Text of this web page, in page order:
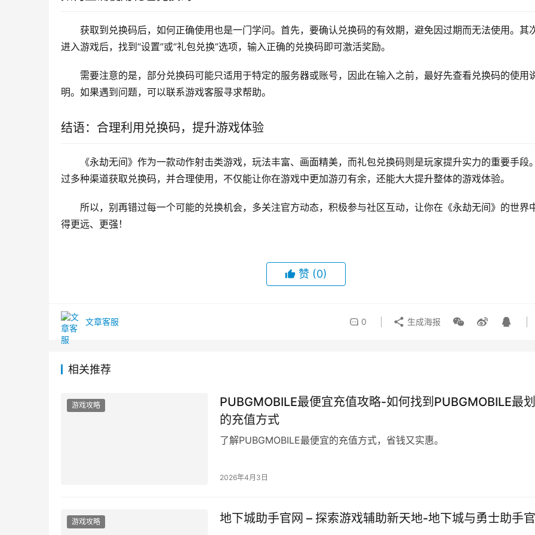
获取到兑换码后，如何正确使用也是一门学问。首先，要确认兑换码的有效期，避免因过期而无法使用。其次
进入游戏后，找到“设置”或“礼包兑换”选项，输入正确的兑换码即可激活奖励。
需要注意的是，部分兑换码可能只适用于特定的服务器或账号，因此在输入之前，最好先查看兑换码的使用
明。如果遇到问题，可以联系游戏客服寻求帮助。
结语：合理利用兑换码，提升游戏体验
《永劫无间》作为一款动作射击类游戏，玩法丰富、画面精美，而礼包兑换码则是玩家提升实力的重要手段
过多种渠道获取兑换码，并合理使用，不仅能让你在游戏中更加游刃有余，还能大大提升整体的游戏体验。
所以，别再错过每一个可能的兑换机会，多关注官方动态，积极参与社区互动，让你在《永劫无间》的世界
得更远、更强！
赞 (0)
文章客服 0 生成海报
相关推荐
游戏攻略
PUBGMOBILE最便宜充值攻略-如何找到PUBGMOBILE最
的充值方式
了解PUBGMOBILE最便宜的充值方式，省钱又实惠。
2026年4月3日
游戏攻略 地下城助手官网 – 探索游戏辅助新天地-地下城与勇士助手